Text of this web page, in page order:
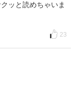
ッと読めちゃいま
23